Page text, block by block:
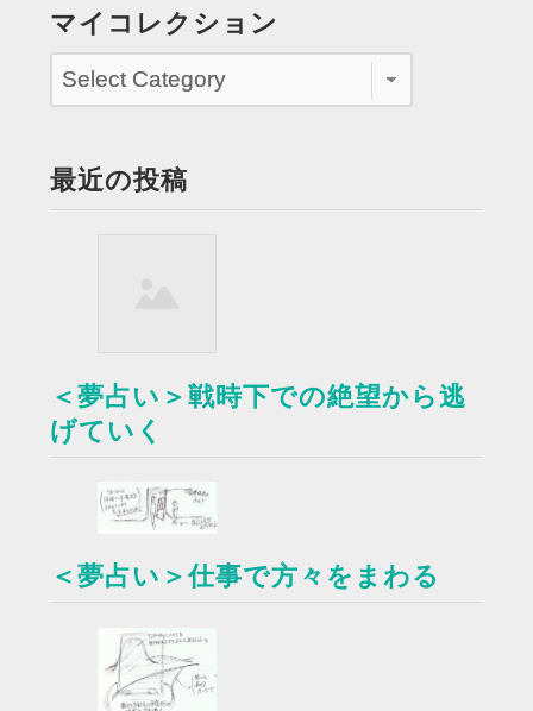
う
ね
る
送
り
マイコレクション
最近の投稿
＜夢占い＞戦時下での絶望から逃
げていく
＜夢占い＞仕事で方々をまわる